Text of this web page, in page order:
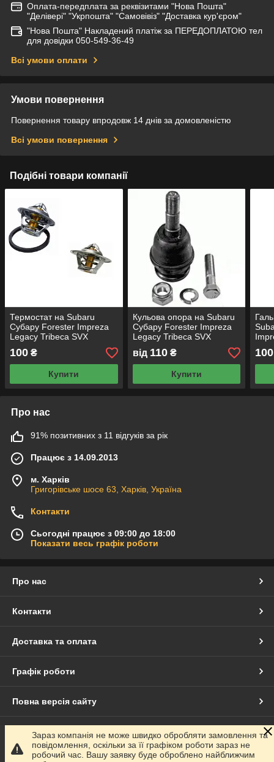
Оплата-передплата за реквізитами "Нова Пошта"
"Делівері" "Укрпошта" "Самовівіз" "Доставка кур'єром"
"Нова Пошта" Накладений платіж за ПЕРЕДОПЛАТОЮ тел
для довідки 050-549-36-49
Всі умови оплати
Умови повернення
Повернення товару впродовж 14 днів за домовленістю
Всі умови повернення
Подібні товари компанії
Термостат на Subaru
Субару Forester Impreza
Legacy Tribeca SVX
Outback
100 ₴
Купити
Кульова опора на Subaru
Субару Forester Impreza
Legacy Tribeca SVX
Outback
від 110₴
Купити
100
Про нас
91% позитивних з 11 відгуків за рік
Працює з 14.09.2013
м. Харків
Григорівське шосе 63, Харків, Україна
Контакти
Сьогодні працює з 09:00 до 18:00
Показати весь графік роботи
Про нас
Контакти
Доставка та оплата
Графік роботи
Повна версія сайту
Сайт створено на маркетплейсіProm.ua
Зараз компанія не може швидко обробляти замовлення та
повідомлення, оскільки за її графіком роботи зараз не
робочий час. Вашу заявку буде оброблено найближчим